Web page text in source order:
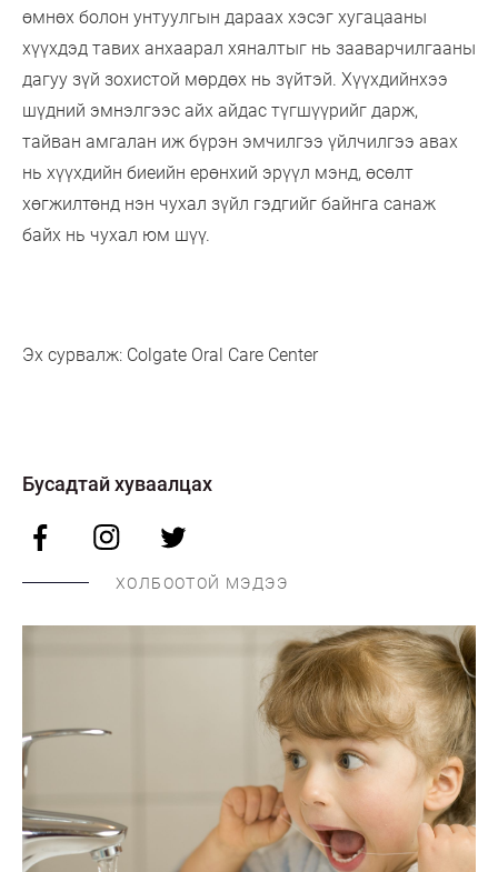
өмнөх болон унтуулгын дараах хэсэг хугацааны
хүүхдэд тавих анхаарал хяналтыг нь зааварчилгааны
дагуу зүй зохистой мөрдөх нь зүйтэй. Хүүхдийнхээ
шүдний эмнэлгээс айх айдас түгшүүрийг дарж,
тайван амгалан иж бүрэн эмчилгээ үйлчилгээ авах
нь хүүхдийн биеийн ерөнхий эрүүл мэнд, өсөлт
хөгжилтөнд нэн чухал зүйл гэдгийг байнга санаж
байх нь чухал юм шүү.
Эх сурвалж: Colgate Oral Care Center
Бусадтай хуваалцах
ХОЛБООТОЙ МЭДЭЭ